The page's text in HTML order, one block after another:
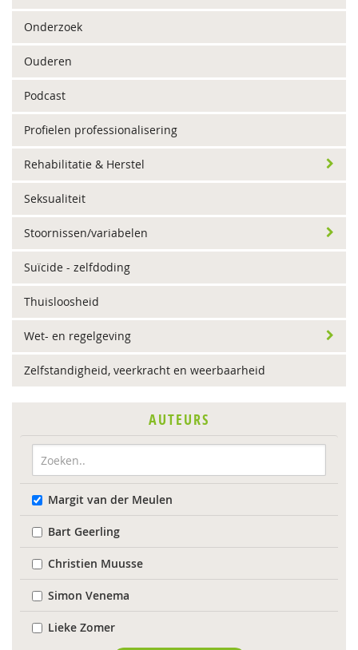
Onderzoek
Ouderen
Podcast
Profielen professionalisering
Rehabilitatie & Herstel
Seksualiteit
Stoornissen/variabelen
Suïcide - zelfdoding
Thuisloosheid
Wet- en regelgeving
Zelfstandigheid, veerkracht en weerbaarheid
AUTEURS
Margit van der Meulen
Bart Geerling
Christien Muusse
Simon Venema
Lieke Zomer